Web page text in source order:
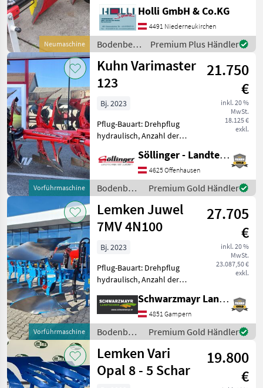
Neumaschine
Scheibensech, hydr.
Schnittbreitenverstellung,
Stützrad Rahmenhöhe
80cm, Körperabstand 95
cm,
Holli GmbH & Co.KG
4491 Niederneukirchen
Bodenbearbeitung
/ Pöttinger
Premium Plus Händler
Vorführmaschine
Kuhn Varimaster
123
21.750
€
inkl. 20 %
MwSt.
18.125 €
exkl.
Bj. 2023
Pflug-Bauart: Drehpflug
hydraulisch, Anzahl der
Maiseinleger, Scheibensech,
Schnittbreitenverstellung,
Stützrad VARI-MASTER 123 -
4 Scha
Söllinger - Landtechnik GmbH
4625 Offenhausen
Bodenbearbeitung
/ Kuhn
Premium Gold Händler
Vorführmaschine
Lemken Juwel
7MV 4N100
27.705
€
inkl. 20 %
MwSt.
23.087,50 €
exkl.
Bj. 2023
Pflug-Bauart: Drehpflug
hydraulisch, Anzahl der
Maiseinleger, Scheibensech,
hydr.
Schnittbreitenverstellung,
Stützrad, Vorschäler Nr.
63168 Volldrehpfl
Schwarzmayr Landtechnik GmbH - Gampern
4851 Gampern
Bodenbearbeitung
/ Lemken
Premium Gold Händler
Lemken Vari
Opal 8 - 5 Schar
19.800
€